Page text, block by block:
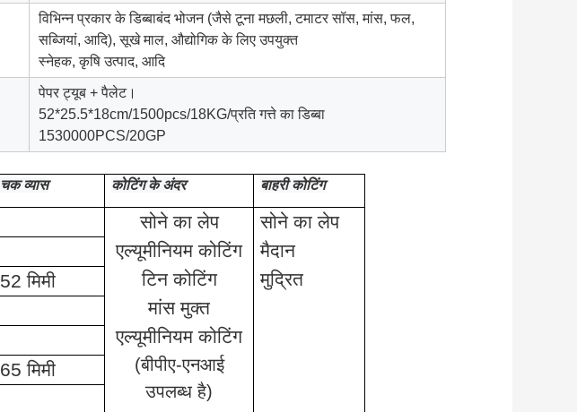
विभिन्न प्रकार के डिब्बाबंद भोजन (जैसे टूना मछली, टमाटर सॉस, मांस, फल,
सब्जियां, आदि), सूखे माल, औद्योगिक के लिए उपयुक्त
स्नेहक, कृषि उत्पाद, आदि
पेपर ट्यूब + पैलेट।
52*25.5*18cm/1500pcs/18KG/प्रति गत्ते का डिब्बा
1530000PCS/20GP
चक व्यास कोटिंग के अंदर बाहरी कोटिंग
सोने का लेप
एल्यूमीनियम कोटिंग
टिन कोटिंग
मांस मुक्त
एल्यूमीनियम कोटिंग
(बीपीए-एनआई
उपलब्ध है)
सोने का लेप
मैदान
मुद्रित
52 मिमी
65 मिमी